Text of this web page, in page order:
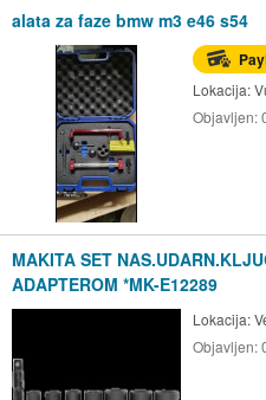
alata za faze bmw m3 e46 s54
Lokacija:
Objavljen:
MAKITA SET
ADAPTEROM *MK-E12289
Lokacija:
Objavljen: